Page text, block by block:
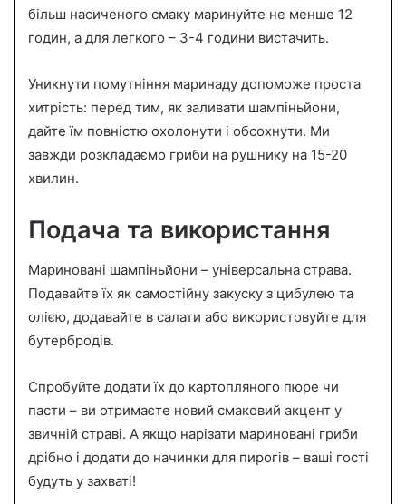
більш насиченого смаку маринуйте не менше 12
годин, а для легкого – 3-4 години вистачить.
Уникнути помутніння маринаду допоможе проста
хитрість: перед тим, як заливати шампіньйони,
дайте їм повністю охолонути і обсохнути. Ми
завжди розкладаємо гриби на рушнику на 15-20
хвилин.
Подача та використання
Мариновані шампіньйони – універсальна страва.
Подавайте їх як самостійну закуску з цибулею та
олією, додавайте в салати або використовуйте для
бутербродів.
Спробуйте додати їх до картопляного пюре чи
пасти – ви отримаєте новий смаковий акцент у
звичній страві. А якщо нарізати мариновані гриби
дрібно і додати до начинки для пирогів – ваші гості
будуть у захваті!